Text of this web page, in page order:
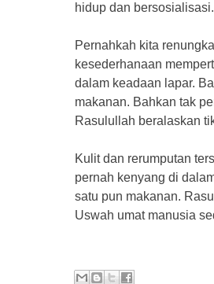
hidup dan bersosialisasi.
Pernahkah kita
kesederhanaan
dalam keadaan lapar.
makanan. Bahkan tak
Rasulullah beralaskan
Kulit dan rerumputan
pernah kenyang di
satu pun makanan.
Uswah umat manusia